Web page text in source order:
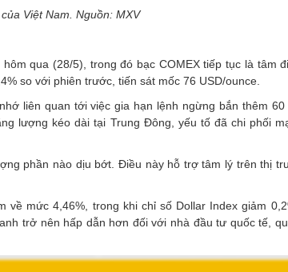
Việt Nam. Nguồn: MXV
qua (28/5), trong đó bạc COMEX tiếp tục là tâm
so với phiên trước, tiến sát mốc 76 USD/ounce.
liên quan tới việc gia hạn lệnh ngừng bắn thêm 60
lượng kéo dài tại Trung Đông, yếu tố đã chi phối
phần nào dịu bớt. Điều này hỗ trợ tâm lý trên thị
mức 4,46%, trong khi chỉ số Dollar Index giảm
trở nên hấp dẫn hơn đối với nhà đầu tư quốc tế,